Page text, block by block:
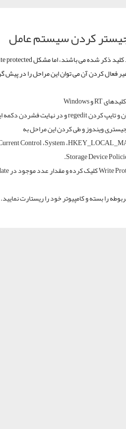
کردن سیستم عامل
فعال کردن آن می توان این مراحل را در پیش
RTوWindows
و تایپ کردنregeditو در نهایت فشردن دکمه
ویندوز و طی کردن این مراحل به
،System،Control
Storage Device
.
Writeکلیک کرده و مقدار عدد موجود در
را بسته و کامپیوتر خود را ریستارت نمایید.